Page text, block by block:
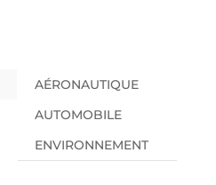
AÉRONAUTIQUE
AUTOMOBILE
ENVIRONNEMENT